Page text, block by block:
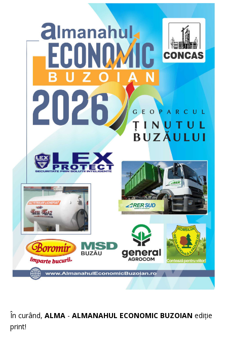
În curând, ALMA - ALMANAHUL ECONOMIC BUZOIAN ediție
print!